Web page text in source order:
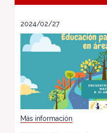
2024/02/27
Más información